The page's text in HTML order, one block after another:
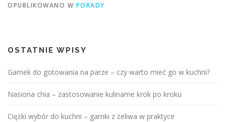
OPUBLIKOWANO W PORADY
OSTATNIE WPISY
Garnek do gotowania na parze – czy warto mieć go w kuchni?
Nasiona chia – zastosowanie kulinarne krok po kroku
Ciężki wybór do kuchni – garnki z żeliwa w praktyce